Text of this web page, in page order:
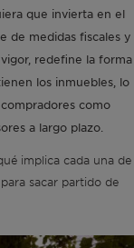
que invierta en el
de medidas fiscales y
redefine la forma
los inmuebles, lo
como
a largo plazo.
implica cada una de
sacar partido de